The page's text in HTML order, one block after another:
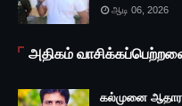
ஆடி 06, 2026
அதிகம்
கல்முனை ஆதார